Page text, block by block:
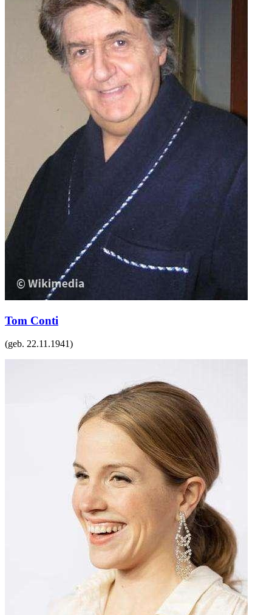
Tom Conti
(geb. 22.11.1941)